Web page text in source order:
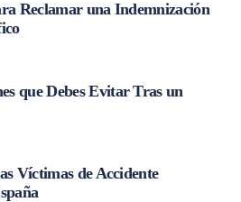
Reclamar una Indemnización
que Debes Evitar Tras un
Víctimas de Accidente